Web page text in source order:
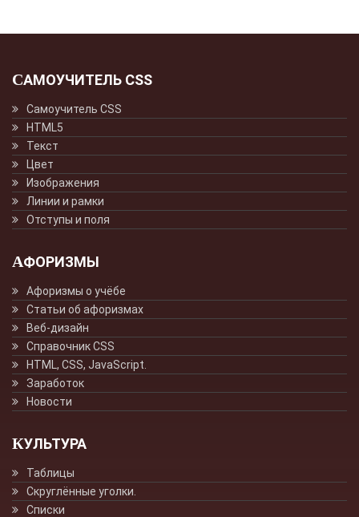
САМОУЧИТЕЛЬ CSS
Самоучитель CSS
HTML5
Текст
Цвет
Изображения
Линии и рамки
Отступы и поля
АФОРИЗМЫ
Афоризмы о учёбе
Статьи об афоризмах
Веб-дизайн
Справочник CSS
HTML, CSS, JavaScript.
Заработок
Новости
КУЛЬТУРА
Таблицы
Скруглённые уголки.
Списки